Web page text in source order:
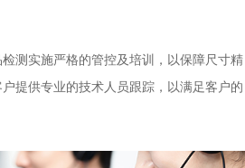
测实施严格的管控及培训，以保障尺寸精
提供专业的技术人员跟踪，以满足客户的